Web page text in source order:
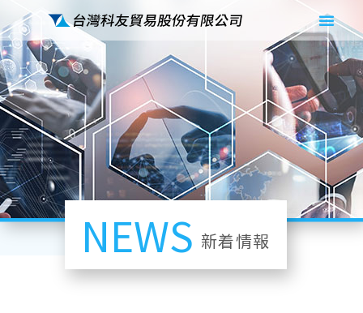
NEWS 新着情報